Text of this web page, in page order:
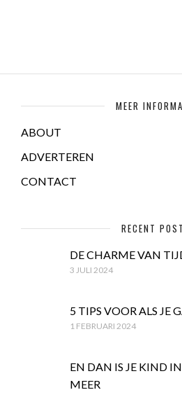
MEER
ABOUT
ADVERTEREN
CONTACT
RECENT
DE CHARME VAN
3 JULI 2024
5 TIPS VOOR ALS JE
1 FEBRUARI 2024
EN DAN IS JE KIND
MEER